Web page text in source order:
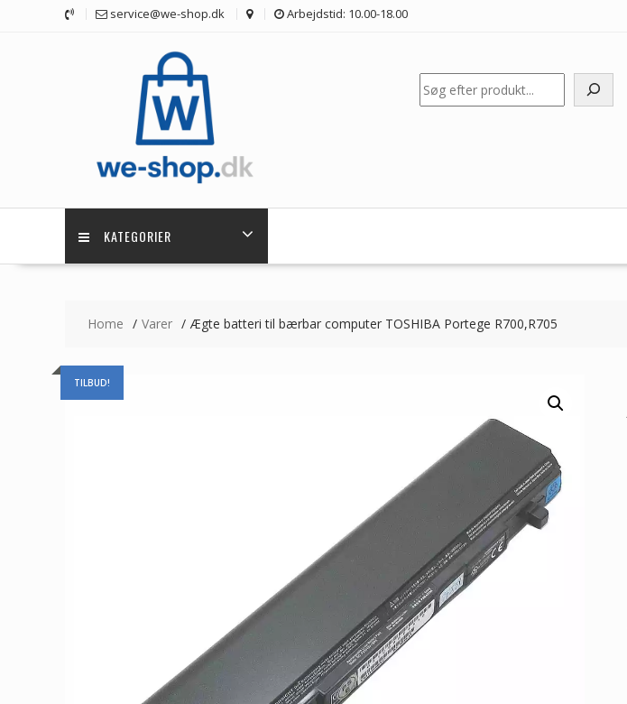
service@we-shop.dk Arbejdstid: 10.00-18.00
Søg
KATEGORIER
Home Varer Ægte batteri til bærbar computer TOSHIBA Portege R700,R705
TILBUD!